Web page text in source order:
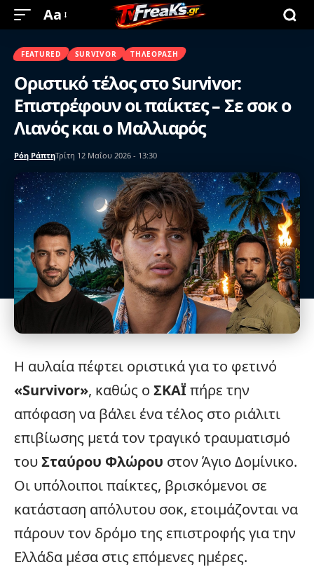
Aa
FEATURED SURVIVOR ΤΗΛΕΌΡΑΣΗ
Οριστικό τέλος στο Survivor:
Επιστρέφουν οι παίκτες – Σε σοκ ο
Λιανός και ο Μαλλιαρός
Ρόη ΡάπτηΤρίτη 12 Μαΐου 2026 - 13:30
Η αυλαία πέφτει οριστικά για το φετινό
«Survivor», καθώς ο ΣΚΑΪπήρε την
απόφαση να βάλει ένα τέλος στο ριάλιτι
επιβίωσης μετά τον τραγικό τραυματισμό
τουΣταύρου Φλώρου στον Άγιο Δομίνικο.
Οι υπόλοιποι παίκτες, βρισκόμενοι σε
κατάσταση απόλυτου σοκ, ετοιμάζονται να
πάρουν τον δρόμο της επιστροφής για την
Ελλάδα μέσα στις επόμενες ημέρες.